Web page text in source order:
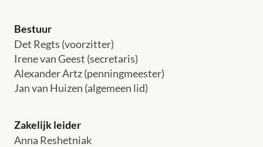
Bestuur
Det Regts (voorzitter)
Irene van Geest (secretaris)
Alexander Artz (penningmeester)
Jan van Huizen (algemeen lid)
Zakelijk leider
Anna Reshetniak